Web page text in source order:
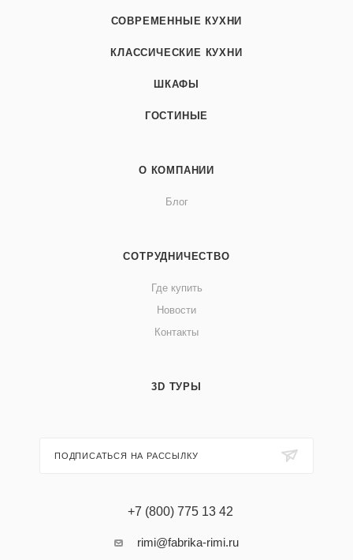
СОВРЕМЕННЫЕ КУХНИ
КЛАССИЧЕСКИЕ КУХНИ
ШКАФЫ
ГОСТИНЫЕ
О КОМПАНИИ
Блог
СОТРУДНИЧЕСТВО
Где купить
Новости
Контакты
3D ТУРЫ
ПОДПИСАТЬСЯ НА РАССЫЛКУ
+7 (800) 775 13 42
rimi@fabrika-rimi.ru